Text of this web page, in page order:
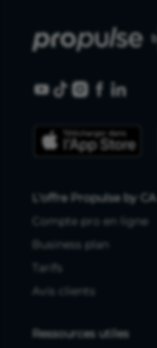
L'offre Propulse by CA
Compte pro en ligne
Business plan
Tarifs
Avis clients
Ressources utiles